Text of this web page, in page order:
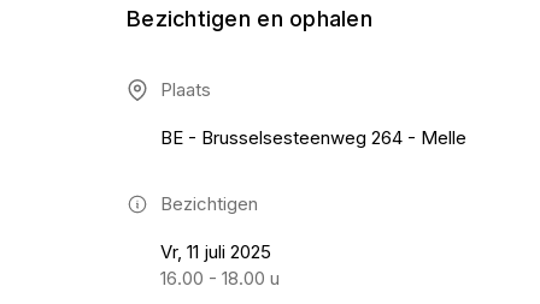
Bezichtigen en ophalen
Plaats
BE - Brusselsesteenweg 264 - Melle
Bezichtigen
Vr, 11 juli 2025
16.00 - 18.00 u